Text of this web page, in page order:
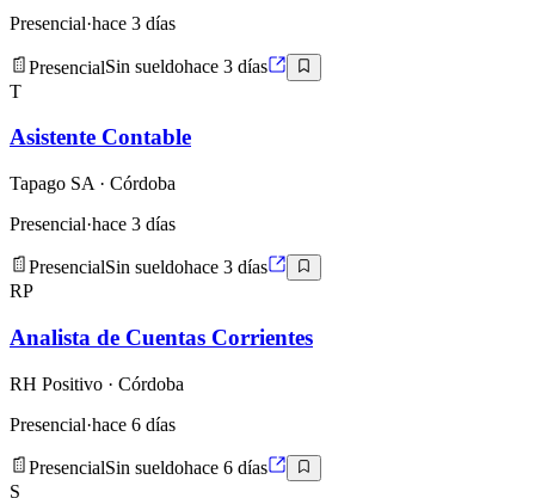
Presencial·hace 3 días
PresencialSin sueldohace 3 días
T
Asistente Contable
Tapago SA · Córdoba
Presencial·hace 3 días
PresencialSin sueldohace 3 días
RP
Analista de Cuentas Corrientes
RH Positivo · Córdoba
Presencial·hace 6 días
PresencialSin sueldohace 6 días
S